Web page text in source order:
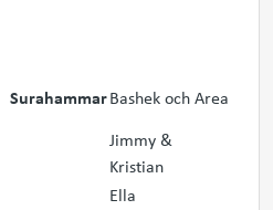
SurahammarBashek och Area
Jimmy &
Kristian
Ella